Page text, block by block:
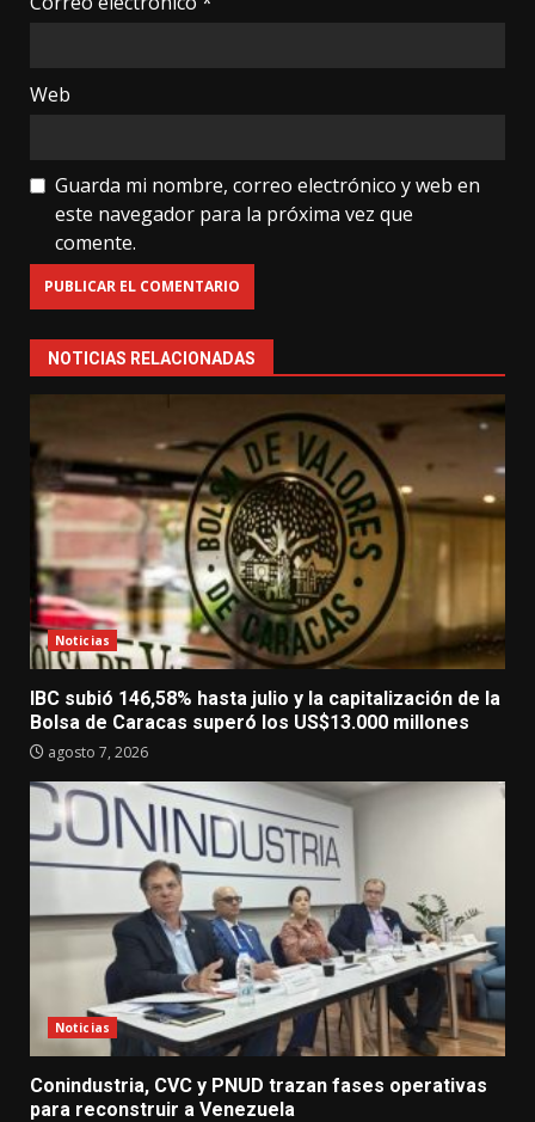
Web
Guarda mi nombre, correo electrónico y web en
este navegador para la próxima vez que
comente.
NOTICIAS RELACIONADAS
Noticias
IBC subió 146,58% hasta julio y la capitalización de la
Bolsa de Caracas superó los US$13.000 millones
agosto 7, 2026
Noticias
Conindustria, CVC y PNUD trazan fases operativas
para reconstruir a Venezuela